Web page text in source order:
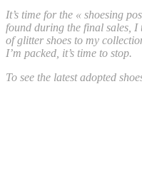
It’s time for the « shoesing
found during the final sales,
of glitter shoes to my
I’m packed, it’s time to stop.
To see the latest adopted